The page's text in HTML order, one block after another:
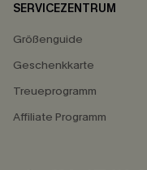
SERVICEZENTRUM
Größenguide
Geschenkkarte
Treueprogramm
Affiliate Programm